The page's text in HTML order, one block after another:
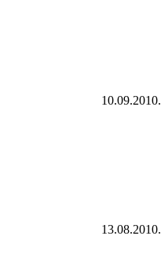
10.09.2010.
13.08.2010.